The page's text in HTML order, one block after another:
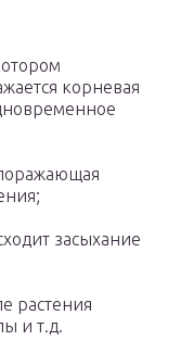
корневая
засыхание
растения
и т.д.